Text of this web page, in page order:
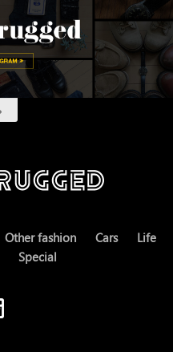
Other fashion Cars
Life
Special